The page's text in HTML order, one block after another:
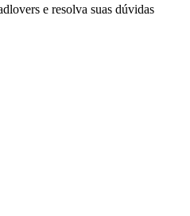
e resolva suas dúvidas